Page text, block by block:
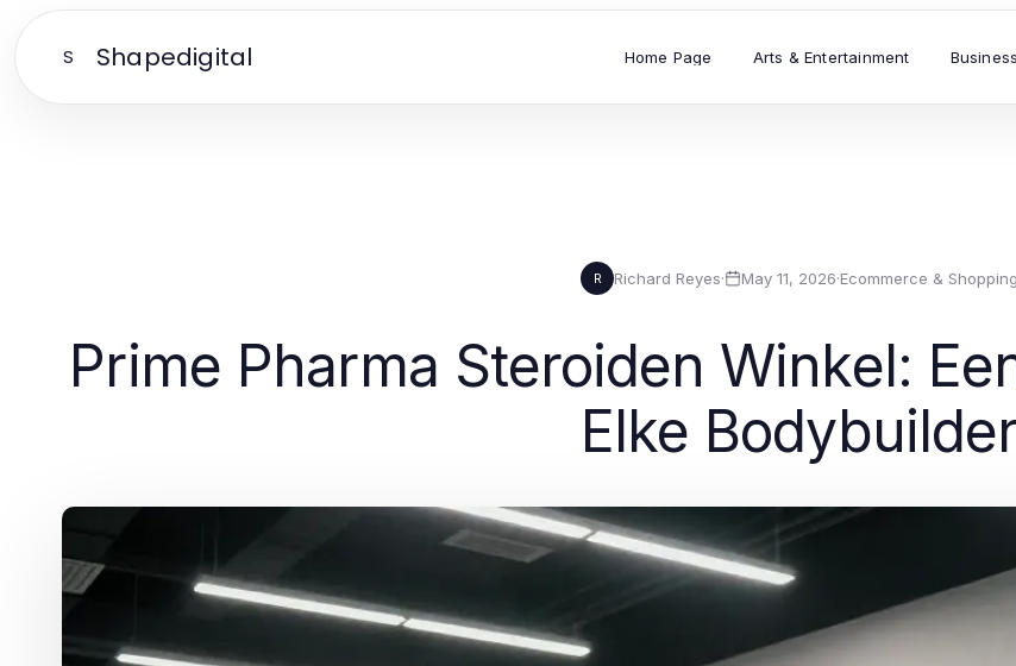
S Shapedigital Home Page Arts & Entertainment
R Richard Reyes· May 11, 2026·Ecommerce & Shopping
Prime Pharma Steroiden Winkel:
Elke